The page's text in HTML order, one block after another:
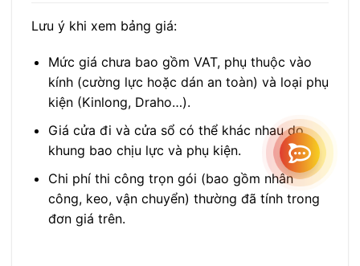
Lưu ý khi xem bảng giá:
Mức giá chưa bao gồm VAT, phụ thuộc vào
kính (cường lực hoặc dán an toàn) và loại phụ
kiện (Kinlong, Draho…).
Giá cửa đi và cửa sổ có thể khác nhau do
khung bao chịu lực và phụ kiện.
Chi phí thi công trọn gói (bao gồm nhân
công, keo, vận chuyển) thường đã tính trong
đơn giá trên.